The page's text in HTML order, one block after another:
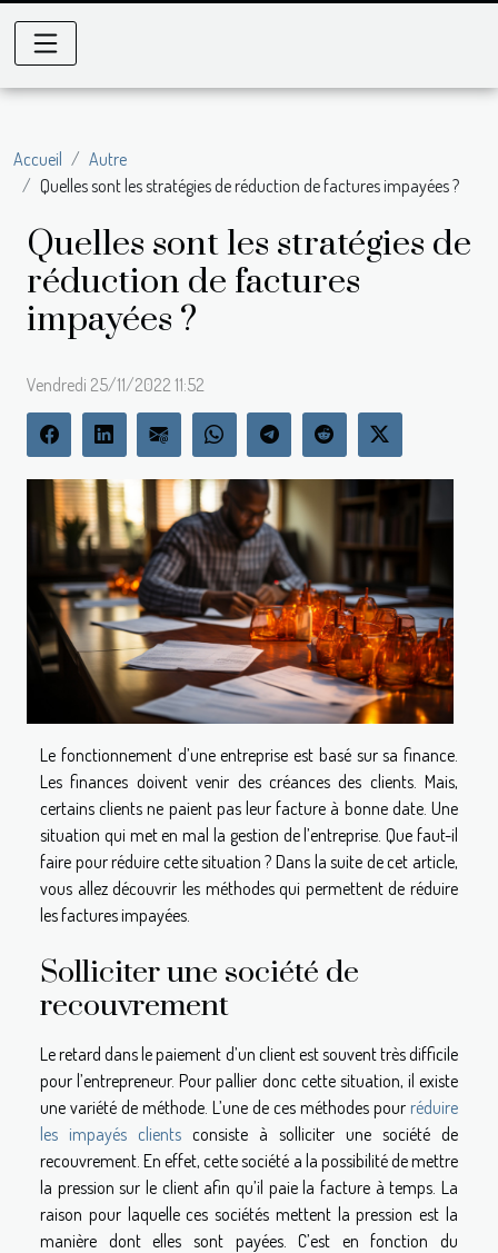
Accueil
Autre
Quelles sont les stratégies de réduction de factures impayées ?
Quelles sont les stratégies de
réduction de factures
impayées ?
Vendredi 25/11/2022 11:52
Le fonctionnement d’une entreprise est basé sur sa finance.
Les finances doivent venir des créances des clients. Mais,
certains clients ne paient pas leur facture à bonne date. Une
situation qui met en mal la gestion de l’entreprise. Que faut-il
faire pour réduire cette situation ? Dans la suite de cet article,
vous allez découvrir les méthodes qui permettent de réduire
les factures impayées.
Solliciter une société de
recouvrement
Le retard dans le paiement d’un client est souvent très difficile
pour l’entrepreneur. Pour pallier donc cette situation, il existe
une variété de méthode. L’une de ces méthodes pour réduire
les impayés clients consiste à solliciter une société de
recouvrement. En effet, cette société a la possibilité de mettre
la pression sur le client afin qu’il paie la facture à temps. La
raison pour laquelle ces sociétés mettent la pression est la
manière dont elles sont payées. C’est en fonction du